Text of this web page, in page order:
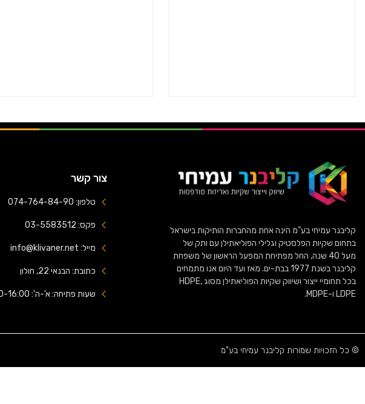
קליבנר עמיחי בע”מ הינה אחת מהחברות הותיקות בישראל
בתחום שקיות הפלסטיק וגלילי הפוליאתילן עם ותק של
מעל 40 שנה, החל מפתיחת המפעל הראשון של משפחת
קליבנר בשנת 1977 בבת-ים. מאז ועד היום אנו מתמחים
בכל תחומיי ייצור ושיווק שקיות הפוליאתילן מסוג HDPE,
LDPE ו-MDPE.
צור קשר
טלפון: 074-764-84-90
פקס: 03-5583512
מייל: info@klivaner.net
כתובת: הבנאי 22, חולון
שעות פתיחה: א'-ה': 08:00-16:00
© כל הזכויות שמורות קליבנר עמיחי בע"מ